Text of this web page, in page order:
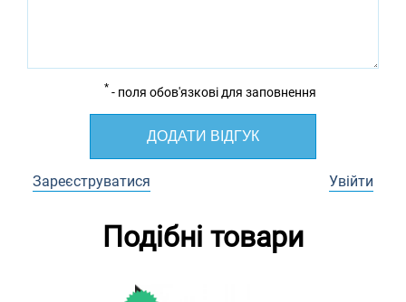
* - поля обов'язкові для заповнення
ДОДАТИ ВІДГУК
Зареєструватися Увійти
Подібні товари